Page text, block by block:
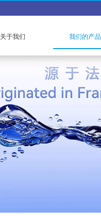
关于我们 我们的产品